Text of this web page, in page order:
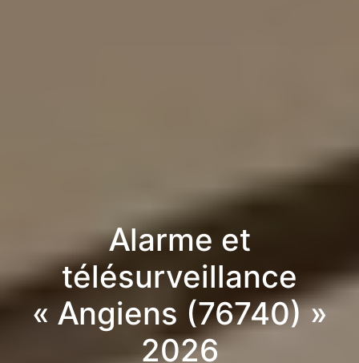
Alarme et
télésurveillance
« Angiens (76740) »
2026